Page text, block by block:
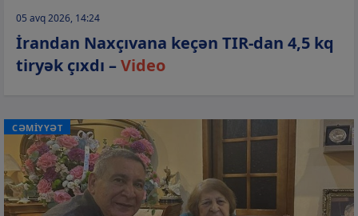
05 avq 2026, 14:24
İrandan Naxçıvana keçən TIR-dan 4,5 kq
tiryək çıxdı –Video
CƏMİYYƏT